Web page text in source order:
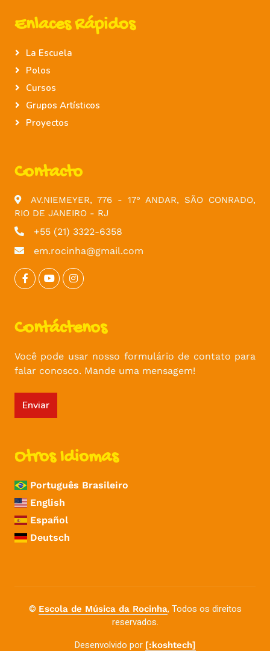
Enlaces Rápidos
La Escuela
Polos
Cursos
Grupos Artísticos
Proyectos
Contacto
AV.NIEMEYER, 776 - 17° ANDAR, SÃO CONRADO,
RIO DE JANEIRO - RJ
+55 (21) 3322-6358
em.rocinha@gmail.com
Contáctenos
Você pode usar nosso formulário de contato para
falar conosco. Mande uma mensagem!
Enviar
Otros Idiomas
Português Brasileiro
English
Español
Deutsch
© Escola de Música da Rocinha, Todos os direitos
reservados.
Desenvolvido por [:koshtech]